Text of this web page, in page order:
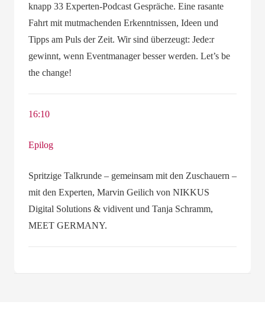
knapp 33 Experten-Podcast Gespräche. Eine rasante
Fahrt mit mutmachenden Erkenntnissen, Ideen und
Tipps am Puls der Zeit. Wir sind überzeugt: Jede:r
gewinnt, wenn Eventmanager besser werden. Let’s be
the change!
16:10
Epilog
Spritzige Talkrunde – gemeinsam mit den Zuschauern –
mit den Experten, Marvin Geilich von NIKKUS
Digital Solutions & vidivent und Tanja Schramm,
MEET GERMANY.